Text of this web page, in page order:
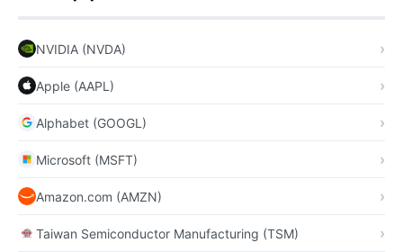
NVIDIA (NVDA)
Apple (AAPL)
Alphabet (GOOGL)
Microsoft (MSFT)
Amazon.com (AMZN)
Taiwan Semiconductor Manufacturing (TSM)